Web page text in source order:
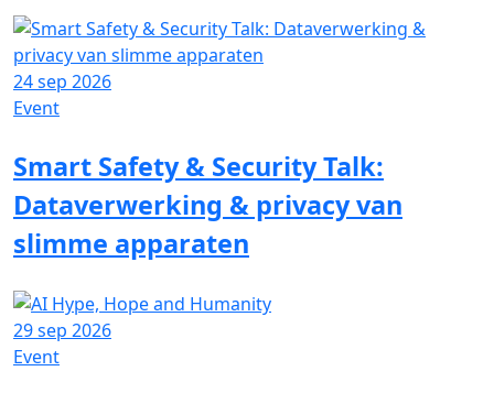
24 sep 2026
Event
Smart Safety & Security Talk:
Dataverwerking & privacy van
slimme apparaten
29 sep 2026
Event